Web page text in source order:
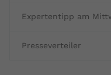
Expertentipp am
Presseverteiler